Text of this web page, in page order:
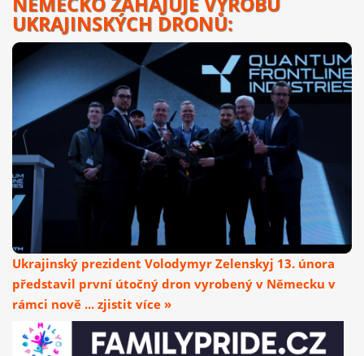
UKRAJINSKÝCH DRONŮ:
Ukrajinský prezident Volodymyr Zelenskyj 13. února
představil první útočný dron vyrobený v Německu v
rámci nově ... zjistit více »